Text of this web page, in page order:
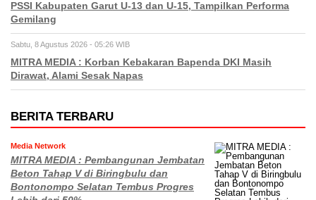
PSSI Kabupaten Garut U-13 dan U-15, Tampilkan Performa
Gemilang
Sabtu, 8 Agustus 2026 - 05:26 WIB
MITRA MEDIA : Korban Kebakaran Bapenda DKI Masih
Dirawat, Alami Sesak Napas
BERITA TERBARU
Media Network
MITRA MEDIA : Pembangunan Jembatan
Beton Tahap V di Biringbulu dan
Bontonompo Selatan Tembus Progres